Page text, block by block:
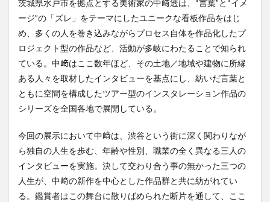
茨城県水戸市を拠点とする美術家の中﨑透は、“言葉”と“イメ
ージ”の「ズレ」をテーマにしたユニークな看板作品をはじ
め、多くの人を巻き込みながらプロセス自体を作品化したプ
ロジェクト型の作品など、活動が多岐にわたることで知られ
ている。中﨑はここ数年ほど、その土地／地域や建物に所縁
ある人々を取材したインタビューを基点にし、紡いだ言葉と
ともに空間を構成したツアー型のインスタレーション作品の
シリーズを全国各地で展開している。
今回の展示において中﨑は、渋谷という街に深く関わりなが
ら独自の人生を歩む、年齢や性別、職業の全く異なる三人の
インタビューを実施。決して交わり合う事の無かった三つの
人生が、中﨑の新作を中心とした作品群と共に紡がれてい
る。鑑賞者はこの舞台に散りばめられた断片を通して、ここ